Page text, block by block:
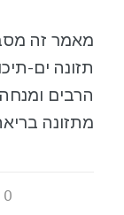
מאמר זה
תזונה ים-
הרבים
מתזונה
0 תגובות
/